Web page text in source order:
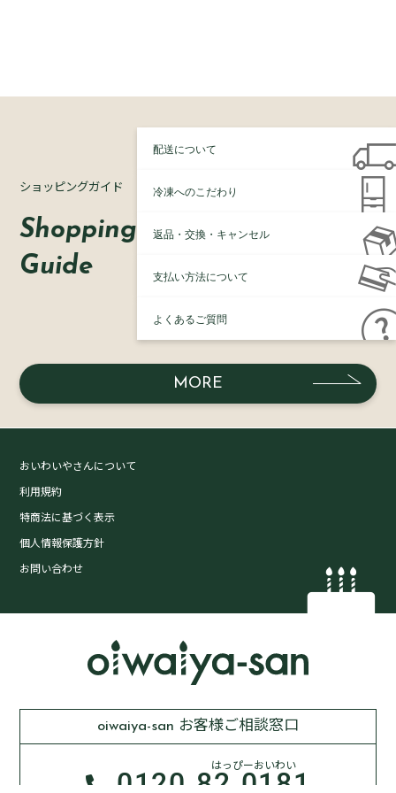
ショッピングガイド
Shopping
Guide
MORE
配送について
冷凍へのこだわり
返品・交換・キャンセル
支払い方法について
よくあるご質問
おいわいやさんについて
利用規約
特商法に基づく表示
個人情報保護方針
お問い合わせ
oiwaiya-san お客様ご相談窓口
0120- 82-0181
はっぴーおいわい